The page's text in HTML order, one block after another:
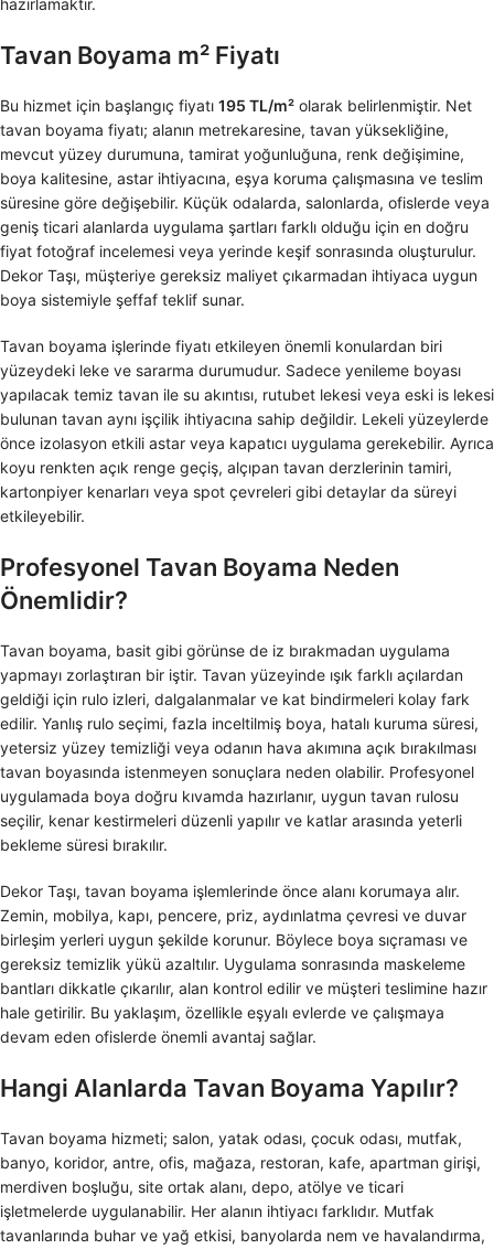
hazırlamaktır.
Tavan Boyama m² Fiyatı
Bu hizmet için başlangıç fiyatı 195 TL/m² olarak belirlenmiştir. Net
tavan boyama fiyatı; alanın metrekaresine, tavan yüksekliğine,
mevcut yüzey durumuna, tamirat yoğunluğuna, renk değişimine,
boya kalitesine, astar ihtiyacına, eşya koruma çalışmasına ve teslim
süresine göre değişebilir. Küçük odalarda, salonlarda, ofislerde veya
geniş ticari alanlarda uygulama şartları farklı olduğu için en doğru
fiyat fotoğraf incelemesi veya yerinde keşif sonrasında oluşturulur.
Dekor Taşı, müşteriye gereksiz maliyet çıkarmadan ihtiyaca uygun
boya sistemiyle şeffaf teklif sunar.
Tavan boyama işlerinde fiyatı etkileyen önemli konulardan biri
yüzeydeki leke ve sararma durumudur. Sadece yenileme boyası
yapılacak temiz tavan ile su akıntısı, rutubet lekesi veya eski is lekesi
bulunan tavan aynı işçilik ihtiyacına sahip değildir. Lekeli yüzeylerde
önce izolasyon etkili astar veya kapatıcı uygulama gerekebilir. Ayrıca
koyu renkten açık renge geçiş, alçıpan tavan derzlerinin tamiri,
kartonpiyer kenarları veya spot çevreleri gibi detaylar da süreyi
etkileyebilir.
Profesyonel Tavan Boyama Neden
Önemlidir?
Tavan boyama, basit gibi görünse de iz bırakmadan uygulama
yapmayı zorlaştıran bir iştir. Tavan yüzeyinde ışık farklı açılardan
geldiği için rulo izleri, dalgalanmalar ve kat bindirmeleri kolay fark
edilir. Yanlış rulo seçimi, fazla inceltilmiş boya, hatalı kuruma süresi,
yetersiz yüzey temizliği veya odanın hava akımına açık bırakılması
tavan boyasında istenmeyen sonuçlara neden olabilir. Profesyonel
uygulamada boya doğru kıvamda hazırlanır, uygun tavan rulosu
seçilir, kenar kestirmeleri düzenli yapılır ve katlar arasında yeterli
bekleme süresi bırakılır.
Dekor Taşı, tavan boyama işlemlerinde önce alanı korumaya alır.
Zemin, mobilya, kapı, pencere, priz, aydınlatma çevresi ve duvar
birleşim yerleri uygun şekilde korunur. Böylece boya sıçraması ve
gereksiz temizlik yükü azaltılır. Uygulama sonrasında maskeleme
bantları dikkatle çıkarılır, alan kontrol edilir ve müşteri teslimine hazır
hale getirilir. Bu yaklaşım, özellikle eşyalı evlerde ve çalışmaya
devam eden ofislerde önemli avantaj sağlar.
Hangi Alanlarda Tavan Boyama Yapılır?
Tavan boyama hizmeti; salon, yatak odası, çocuk odası, mutfak,
banyo, koridor, antre, ofis, mağaza, restoran, kafe, apartman girişi,
merdiven boşluğu, site ortak alanı, depo, atölye ve ticari
işletmelerde uygulanabilir. Her alanın ihtiyacı farklıdır. Mutfak
tavanlarında buhar ve yağ etkisi, banyolarda nem ve havalandırma,